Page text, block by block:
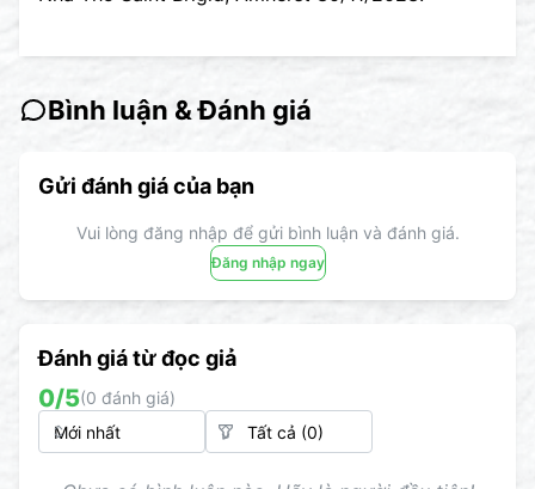
Bình luận & Đánh giá
Gửi đánh giá của bạn
Vui lòng đăng nhập để gửi bình luận và đánh giá.
Đăng nhập ngay
Đánh giá từ đọc giả
0/5(0 đánh giá)